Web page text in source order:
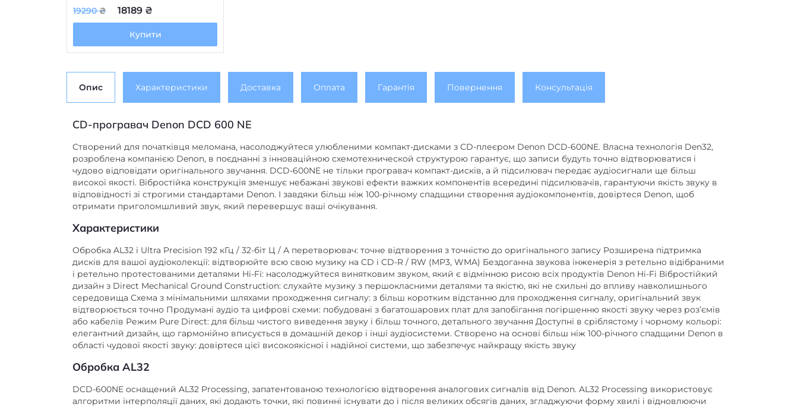
19290₴ 18189 ₴
Купити
Опис Характеристики Доставка Оплата Гарантія Повернення Консультація
CD-програвач Denon DCD 600 NE
Створений для початківця меломана, насолоджуйтеся улюбленими компакт-дисками з CD-плеєром Denon DCD-600NE. Власна технологія Den32,
розроблена компанією Denon, в поєднанні з інноваційною схемотехнической структурою гарантує, що записи будуть точно відтворюватися і
чудово відповідати оригінального звучання. DCD-600NE не тільки програвач компакт-дисків, а й підсилювач передає аудіосигнали ще більш
високої якості. Вібростійка конструкція зменшує небажані звукові ефекти важких компонентів всередині підсилювачів, гарантуючи якість звуку в
відповідності зі строгими стандартами Denon. І завдяки більш ніж 100-річному спадщини створення аудіокомпонентів, довіртеся Denon, щоб
отримати приголомшливий звук, який перевершує ваші очікування.
Характеристики
Обробка AL32 і Ultra Precision 192 кГц / 32-біт Ц / А перетворювач: точне відтворення з точністю до оригінального запису Розширена підтримка
дисків для вашої аудіоколекції: відтворюйте всю свою музику на CD і CD-R / RW (MP3, WMA) Бездоганна звукова інженерія з ретельно відібраними
і ретельно протестованими деталями Hi-Fi: насолоджуйтеся винятковим звуком, який є відмінною рисою всіх продуктів Denon Hi-Fi Вібростійкий
дизайн з Direct Mechanical Ground Construction: слухайте музику з першокласними деталями та якістю, які не схильні до впливу навколишнього
середовища Схема з мінімальними шляхами проходження сигналу: з більш коротким відстанню для проходження сигналу, оригінальний звук
відтворюється точно Продумані аудіо та цифрові схеми: побудовані з багатошарових плат для запобігання погіршенню якості звуку через роз’ємів
або кабелів Режим Pure Direct: для більш чистого виведення звуку і більш точного, детального звучання Доступні в сріблястому і чорному кольорі:
елегантний дизайн, що гармонійно вписується в домашній декор і інші аудіосистеми. Створено на основі більш ніж 100-річного спадщини Denon в
області чудової якості звуку: довіртеся цієї високоякісної і надійної системи, що забезпечує найкращу якість звуку
Обробка AL32
DCD-600NE оснащений AL32 Processing, запатентованою технологією відтворення аналогових сигналів від Denon. AL32 Processing використовує
алгоритми інтерполяції даних, які додають точки, які повинні існувати до і після великих обсягів даних, згладжуючи форму хвилі і відновлюючи